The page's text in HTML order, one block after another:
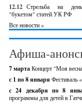
12.12 Стрельба на
"букетом" статей УК РФ
Все новости »
Афиша-
7 мартаКонцерт "Моя
с 1 по 8 января Фестиваль
с 24 декабря по 8
программы для детей в